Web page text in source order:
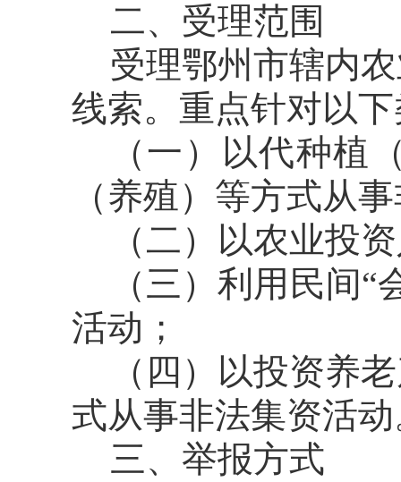
二、受理范围
受理鄂州市辖内
线索。重点针对以
（一）以代种植
（养殖）等方式从
（二）以农业投
（三）利用民间
活动；
（四）以投资养
式从事非法集资活
三、举报方式